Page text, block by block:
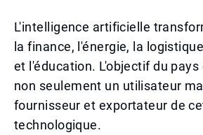
L'intelligence artificielle
la finance, l'énergie, la
et l'éducation. L'objectif du
non seulement un utilisateur
fournisseur et exportateur de
technologique.